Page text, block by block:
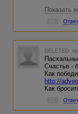
Праздник
История
История
Показать
DELETED
Счастье -
Как
http://
Как